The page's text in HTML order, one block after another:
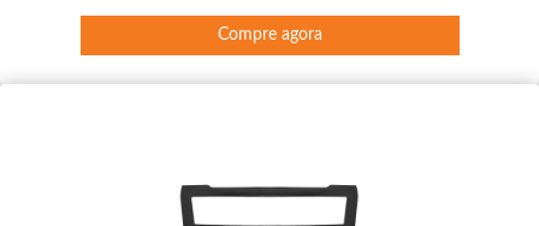
Compre agora